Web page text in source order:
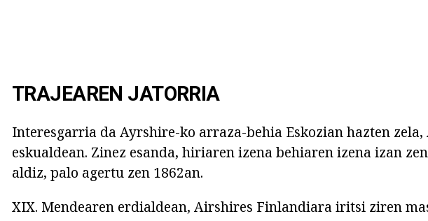
TRAJEAREN JATORRIA
Interesgarria da Ayrshire-ko arraza-behia Eskozian hazten
eskualdean. Zinez esanda, hiriaren izena behiaren izena izan
aldiz, palo agertu zen 1862an.
XIX. Mendearen erdialdean, Airshires Finlandiara iritsi ziren